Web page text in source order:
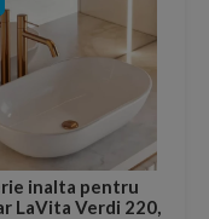
inalta pentru
LaVita Verdi 220,